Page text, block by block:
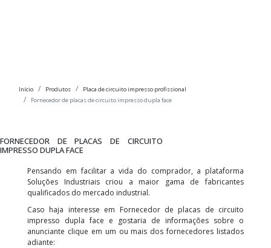
Início Produtos
Placa de circuito impresso profissional
Fornecedor de placas de circuito impresso dupla face
FORNECEDOR DE PLACAS DE CIRCUITO
IMPRESSO DUPLA FACE
Pensando em facilitar a vida do comprador, a plataforma
Soluções Industriais criou a maior gama de fabricantes
qualificados do mercado industrial.
Caso haja interesse em Fornecedor de placas de circuito
impresso dupla face e gostaria de informações sobre o
anunciante clique em um ou mais dos fornecedores listados
adiante: